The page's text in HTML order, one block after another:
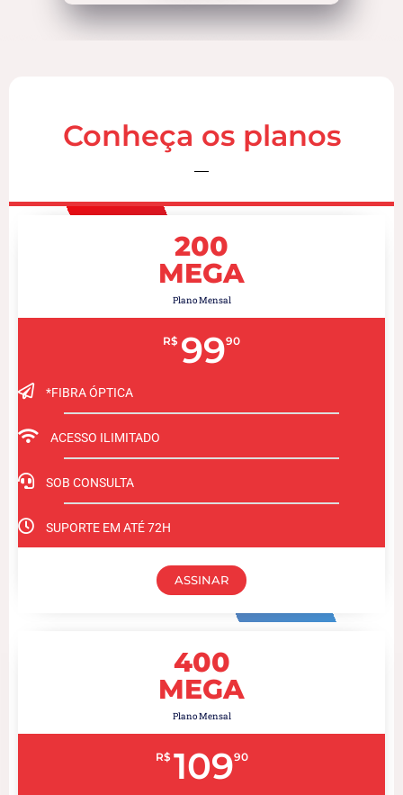
Conheça os planos
200
MEGA
Plano Mensal
R$ 9990
*FIBRA ÓPTICA
ACESSO ILIMITADO
SOB CONSULTA
SUPORTE EM ATÉ 72H
ASSINAR
400
MEGA
Plano Mensal
R$ 10990